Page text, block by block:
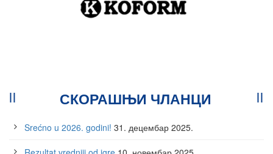
СКОРАШЊИ ЧЛАНЦИ
Srećno u 2026. godini! 31. децембар 2025.